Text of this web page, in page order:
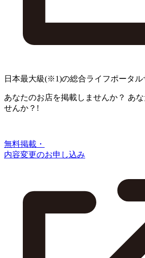
日本最大級(※1)の総合ライフポータル
あなたのお店を掲載しませんか？ あ
せんか？!
無料掲載・
内容変更のお申し込み